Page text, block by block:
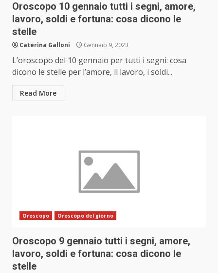
Oroscopo 10 gennaio tutti i segni, amore,
lavoro, soldi e fortuna: cosa dicono le
stelle
Caterina Galloni Gennaio 9, 2023
L’oroscopo del 10 gennaio per tutti i segni: cosa
dicono le stelle per l’amore, il lavoro, i soldi...
Read More
Oroscopo Oroscopo del giorno
Oroscopo 9 gennaio tutti i segni, amore,
lavoro, soldi e fortuna: cosa dicono le
stelle